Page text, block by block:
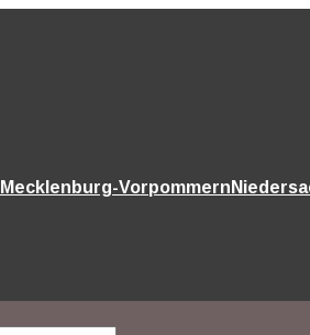
Mecklenburg-Vorpommern